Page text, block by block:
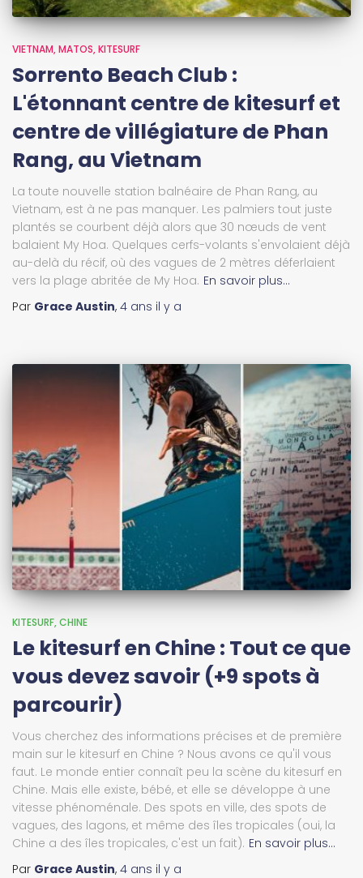
VIETNAM MATOS KITESURF
Sorrento Beach Club :
L'étonnant centre de kitesurf et
centre de villégiature de Phan
Rang, au Vietnam
La toute nouvelle station balnéaire de Phan Rang, au
Vietnam, est à ne pas manquer. Les palmiers tout juste
plantés se courbent déjà alors que 30 nœuds de vent
balaient My Hoa. Quelques cerfs-volants s'envolaient déjà
au-delà du récif, où des vagues de 2 mètres déferlaient
vers la plage abritée de My Hoa. En savoir plus…
Par Grace Austin, 4 ans il y a
KITESURF CHINE
Le kitesurf en Chine : Tout ce que
vous devez savoir (+9 spots à
parcourir)
Vous cherchez des informations précises et de première
main sur le kitesurf en Chine ? Nous avons ce qu'il vous
faut. Le monde entier connaît peu la scène du kitesurf en
Chine. Mais elle existe, bébé, et elle se développe à une
vitesse phénoménale. Des spots en ville, des spots de
vagues, des lagons, et même des îles tropicales (oui, la
Chine a des îles tropicales, c'est un fait). En savoir plus…
Par Grace Austin, 4 ans il y a